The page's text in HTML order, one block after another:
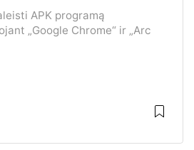
APK programą
„Google Chrome“ ir „Arc